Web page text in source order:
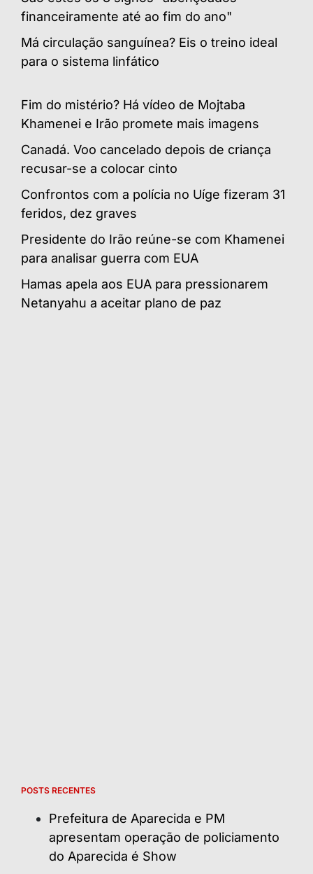
financeiramente até ao fim do ano"
Má circulação sanguínea? Eis o treino ideal
para o sistema linfático
Fim do mistério? Há vídeo de Mojtaba
Khamenei e Irão promete mais imagens
Canadá. Voo cancelado depois de criança
recusar-se a colocar cinto
Confrontos com a polícia no Uíge fizeram 31
feridos, dez graves
Presidente do Irão reúne-se com Khamenei
para analisar guerra com EUA
Hamas apela aos EUA para pressionarem
Netanyahu a aceitar plano de paz
POSTS RECENTES
Prefeitura de Aparecida e PM
apresentam operação de policiamento
do Aparecida é Show